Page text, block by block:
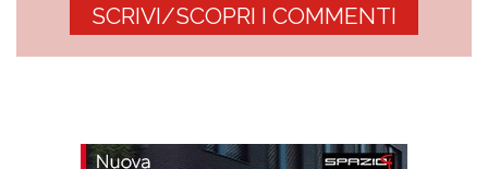
SCRIVI/SCOPRI I COMMENTI